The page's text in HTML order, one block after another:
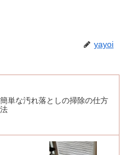
yayoi
単な汚れ落としの掃除の仕方